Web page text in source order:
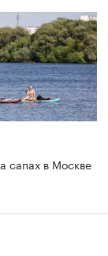
сапах в Москве